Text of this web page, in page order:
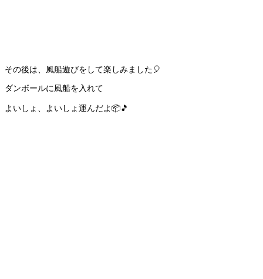
その後は、風船遊びをして楽しみました🎈
ダンボールに風船を入れて
よいしょ、よいしょ運んだよ📦🎵